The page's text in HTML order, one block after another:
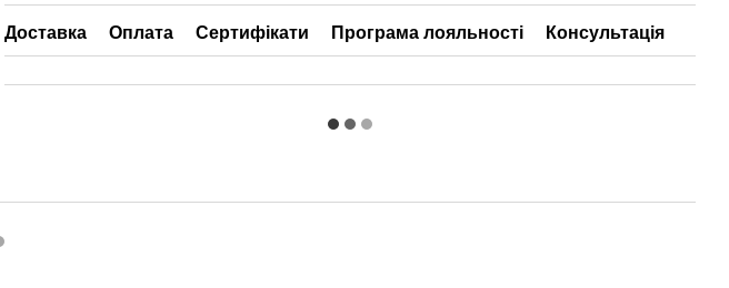
Доставка Оплата Сертифікати Програма лояльності Консультація